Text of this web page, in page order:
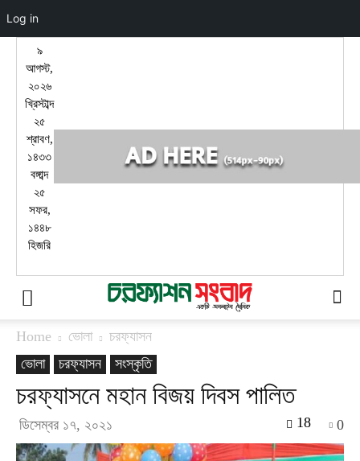
৯
আগস্ট,
২০২৬
খ্রিস্টাব্দ
২৫
শ্রাবণ,
১৪৩৩
বঙ্গাব্দ
২৫
সফর,
১৪৪৮
হিজরি
Home ভোলা
চরফ্যাসন
ভোলা
চরফ্যাসন সংস্কৃতি
চরফ্যাসনে মহান বিজয় দিবস পালিত
ডিসেম্বর ১৭, ২০২১ 0
18
Log in